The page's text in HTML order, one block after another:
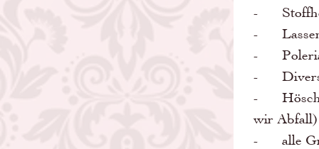
-
-
-
-
-	Höschen wird erst nach der Bestellung gefertigt (somit vermeiden
wir
-	alle